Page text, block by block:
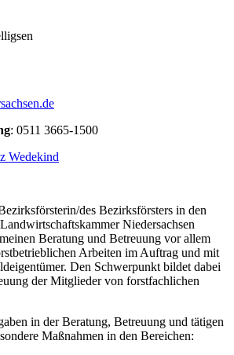
: 0511 3665-1500
Wedekind
des Bezirksförsters in den
Niedersachsen
Beratung und Betreuung vor allem
Arbeiten im Auftrag und mit
Den Schwerpunkt bildet dabei
der Mitglieder von forstfachlichen
in der Beratung, Betreuung und tätigen
Maßnahmen in den Bereichen: